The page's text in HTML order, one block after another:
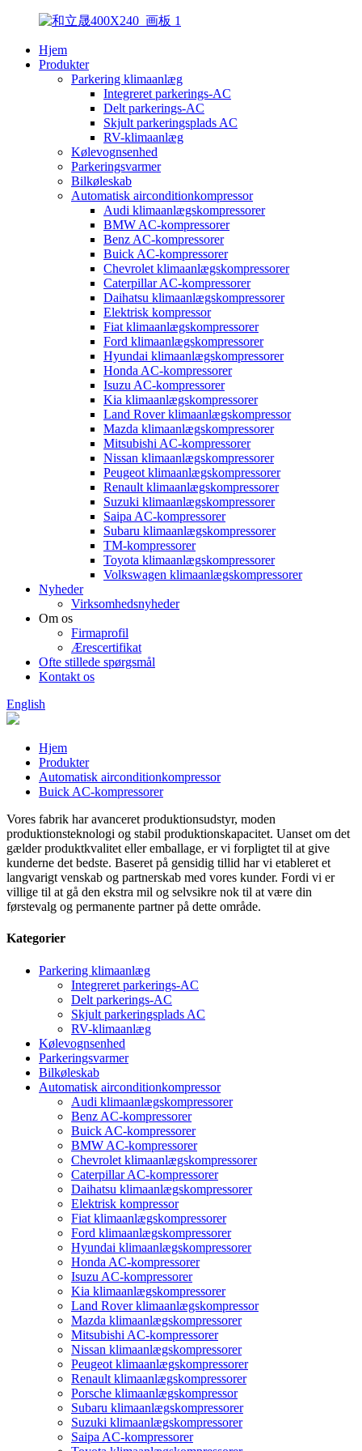
Hjem
Produkter
Parkering klimaanlæg
Integreret parkerings-AC
Delt parkerings-AC
Skjult parkeringsplads AC
RV-klimaanlæg
Kølevognsenhed
Parkeringsvarmer
Bilkøleskab
Automatisk airconditionkompressor
Audi klimaanlægskompressorer
BMW AC-kompressorer
Benz AC-kompressorer
Buick AC-kompressorer
Chevrolet klimaanlægskompressorer
Caterpillar AC-kompressorer
Daihatsu klimaanlægskompressorer
Elektrisk kompressor
Fiat klimaanlægskompressorer
Ford klimaanlægskompressorer
Hyundai klimaanlægskompressorer
Honda AC-kompressorer
Isuzu AC-kompressorer
Kia klimaanlægskompressorer
Land Rover klimaanlægskompressor
Mazda klimaanlægskompressorer
Mitsubishi AC-kompressorer
Nissan klimaanlægskompressorer
Peugeot klimaanlægskompressorer
Renault klimaanlægskompressorer
Suzuki klimaanlægskompressorer
Saipa AC-kompressorer
Subaru klimaanlægskompressorer
TM-kompressorer
Toyota klimaanlægskompressorer
Volkswagen klimaanlægskompressorer
Nyheder
Virksomhedsnyheder
Om os
Firmaprofil
Ærescertifikat
Ofte stillede spørgsmål
Kontakt os
English
Hjem
Produkter
Automatisk airconditionkompressor
Buick AC-kompressorer
Vores fabrik har avanceret produktionsudstyr, moden
produktionsteknologi og stabil produktionskapacitet. Uanset om det
gælder produktkvalitet eller emballage, er vi forpligtet til at give
kunderne det bedste. Baseret på gensidig tillid har vi etableret et
langvarigt venskab og partnerskab med vores kunder. Fordi vi er
villige til at gå den ekstra mil og selvsikre nok til at være din
førstevalg og permanente partner på dette område.
Kategorier
Parkering klimaanlæg
Integreret parkerings-AC
Delt parkerings-AC
Skjult parkeringsplads AC
RV-klimaanlæg
Kølevognsenhed
Parkeringsvarmer
Bilkøleskab
Automatisk airconditionkompressor
Audi klimaanlægskompressorer
Benz AC-kompressorer
Buick AC-kompressorer
BMW AC-kompressorer
Chevrolet klimaanlægskompressorer
Caterpillar AC-kompressorer
Daihatsu klimaanlægskompressorer
Elektrisk kompressor
Fiat klimaanlægskompressorer
Ford klimaanlægskompressorer
Hyundai klimaanlægskompressorer
Honda AC-kompressorer
Isuzu AC-kompressorer
Kia klimaanlægskompressorer
Land Rover klimaanlægskompressor
Mazda klimaanlægskompressorer
Mitsubishi AC-kompressorer
Nissan klimaanlægskompressorer
Peugeot klimaanlægskompressorer
Renault klimaanlægskompressorer
Porsche klimaanlægskompressor
Subaru klimaanlægskompressorer
Suzuki klimaanlægskompressorer
Saipa AC-kompressorer